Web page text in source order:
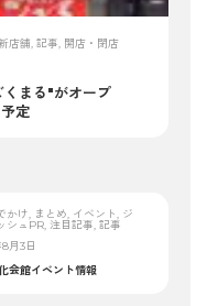
店舗, 記事, 開店・閉店
くまる"がオープ
定
かけ, まとめ, イベント, ジ
シュPR, 注目記事, 記事
月3日
会館イベント情報